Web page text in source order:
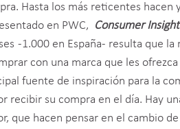
Hasta los más reticentes hacen
en PWC, Consumer
-1.000 en España- resulta que
con una marca que les
fuente de inspiración para la
recibir su compra en el día. Hay
que hacen pensar en el cambio